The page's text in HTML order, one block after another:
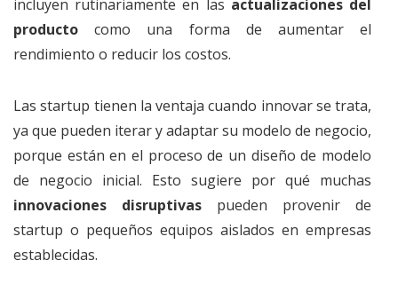
incluyen rutinariamente en las actualizaciones del
producto como una forma de aumentar el
rendimiento o reducir los costos.
Las startup tienen la ventaja cuando innovar se trata,
ya que pueden iterar y adaptar su modelo de negocio,
porque están en el proceso de un diseño de modelo
de negocio inicial. Esto sugiere por qué muchas
innovaciones disruptivas pueden provenir de
startup o pequeños equipos aislados en empresas
establecidas.